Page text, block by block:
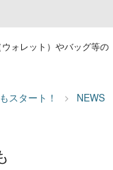
ォレット）やバッグ等の
スタート！
NEWS